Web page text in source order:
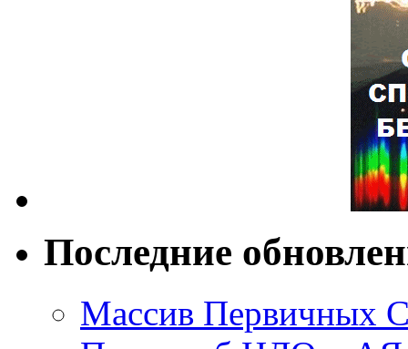
Последние
Массив Первичных